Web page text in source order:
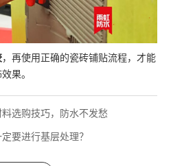
，再使用正确的瓷砖铺贴流程，才能
果。
料选购技巧，防水不发愁
要进行基层处理？